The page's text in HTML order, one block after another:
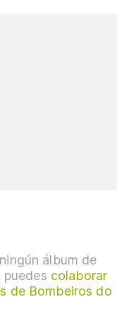
álbum de
colaborar
de Bombeiros do